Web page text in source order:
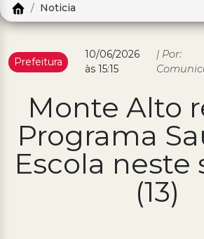
Pesquisar
Política de
Prefeitura
Diário Oficial
Processo Seletivo
Concursos
Noticia
Prefeitura
10/06/2026
às 15:15
| Por:
Monte Alto
Programa
Escola neste
(13)